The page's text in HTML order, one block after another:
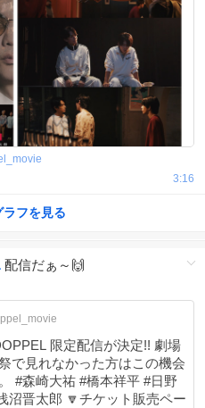
3:16
ラフを見る
配信だぁ～🙌
配信が決定!! 劇場
で見れなかった方はこの機会
野
🔽チケット販売ペー